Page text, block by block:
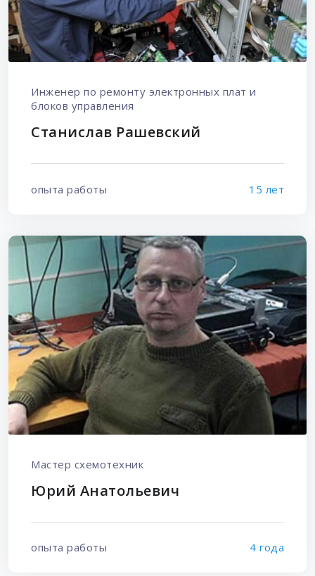
Инженер по ремонту электронных плат и
блоков управления
Станислав Рашевский
опыта работы 15 лет
Мастер схемотехник
Юрий Анатольевич
опыта работы 4 года